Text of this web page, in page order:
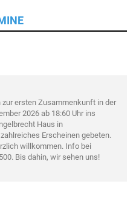
ersten Zusammenkunft in der
2026 ab 18:60 Uhr ins
Haus in
Erscheinen gebeten.
willkommen. Info bei
Bis dahin, wir sehen uns!